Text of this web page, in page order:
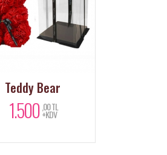
Teddy Bear
1.500 ,00 TL
+KDV